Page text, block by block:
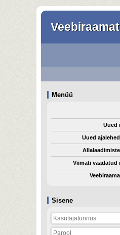
Sisene
Menüü
Uued
Uued
Viimati vaadatud